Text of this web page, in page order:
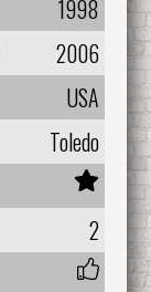
1998
2006
USA
Toledo
2